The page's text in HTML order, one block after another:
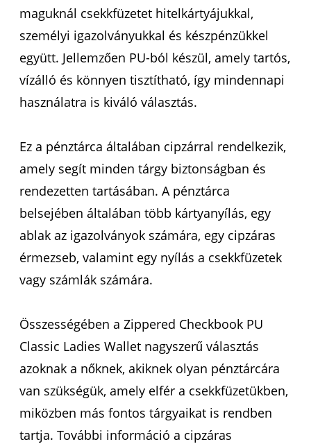
maguknál csekkfüzetet hitelkártyájukkal,
személyi igazolványukkal és készpénzükkel
együtt. Jellemzően PU-ból készül, amely tartós,
vízálló és könnyen tisztítható, így mindennapi
használatra is kiváló választás.
Ez a pénztárca általában cipzárral rendelkezik,
amely segít minden tárgy biztonságban és
rendezetten tartásában. A pénztárca
belsejében általában több kártyanyílás, egy
ablak az igazolványok számára, egy cipzáras
érmezseb, valamint egy nyílás a csekkfüzetek
vagy számlák számára.
Összességében a Zippered Checkbook PU
Classic Ladies Wallet nagyszerű választás
azoknak a nőknek, akiknek olyan pénztárcára
van szükségük, amely elfér a csekkfüzetükben,
miközben más fontos tárgyaikat is rendben
tartja. További információ a cipzáras